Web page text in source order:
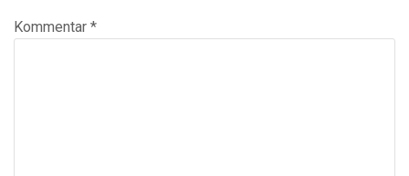
Kommentar *